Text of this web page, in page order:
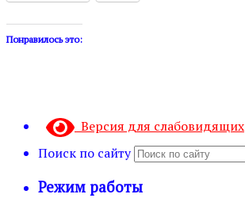
Понравилось это:
Версия для слабовидящих
Поиск по сайту
Режим работы